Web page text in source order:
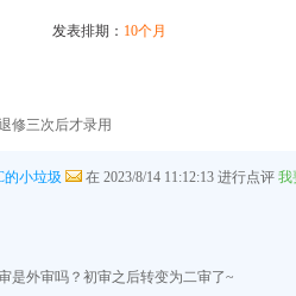
发表排期： 10个月
修三次后才录用
的小垃圾 在 2023/8/14 11:12:13 进行点评 我
是外审吗？初审之后转变为二审了~